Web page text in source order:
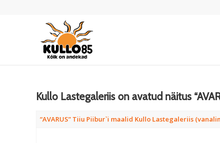
Kullo Lastegaleriis on avatud näitus
“AVARUS” Tiiu Piibur`i maalid Kullo Lastegaleriis